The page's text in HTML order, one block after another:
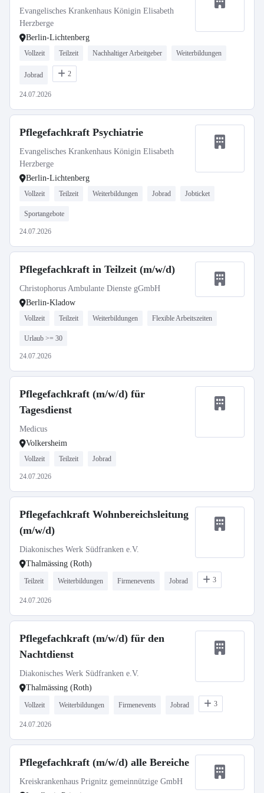
Evangelisches Krankenhaus Königin Elisabeth
Herzberge
Berlin-Lichtenberg
Vollzeit Teilzeit Nachhaltiger Arbeitgeber Weiterbildungen
Jobrad 2
24.07.2026
Pflegefachkraft Psychiatrie
Evangelisches Krankenhaus Königin Elisabeth
Herzberge
Berlin-Lichtenberg
Vollzeit Teilzeit Weiterbildungen Jobrad Jobticket
Sportangebote
24.07.2026
Pflegefachkraft in Teilzeit (m/w/d)
Christophorus Ambulante Dienste gGmbH
Berlin-Kladow
Vollzeit Teilzeit Weiterbildungen Flexible Arbeitszeiten
Urlaub >= 30
24.07.2026
Pflegefachkraft (m/w/d) für
Tagesdienst
Medicus
Volkersheim
Vollzeit Teilzeit Jobrad
24.07.2026
Pflegefachkraft Wohnbereichsleitung
(m/w/d)
Diakonisches Werk Südfranken e.V.
Thalmässing (Roth)
Teilzeit Weiterbildungen Firmenevents Jobrad 3
24.07.2026
Pflegefachkraft (m/w/d) für den
Nachtdienst
Diakonisches Werk Südfranken e.V.
Thalmässing (Roth)
Vollzeit Weiterbildungen Firmenevents Jobrad 3
24.07.2026
Pflegefachkraft (m/w/d) alle Bereiche
Kreiskrankenhaus Prignitz gemeinnützige GmbH